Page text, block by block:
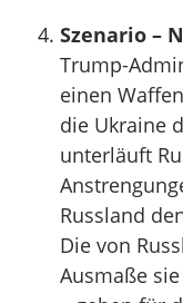
Szenario –
Trump-
einen
die Ukraine
unterläuft
Russland
Die von
Ausmaße